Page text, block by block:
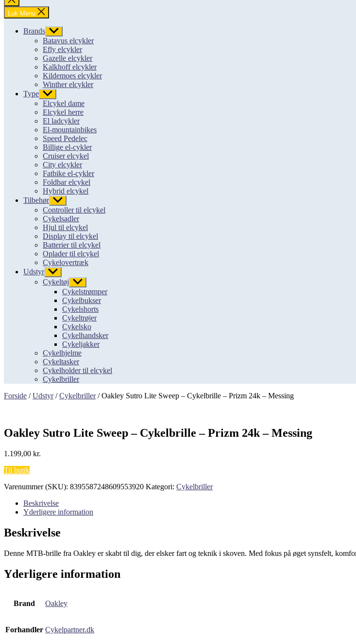
søgning
Luk Menu
Brands Vis
undermenu
Batavus elcykler
Efly elcykler
Gazelle elcykler
Kalkhoff elcykler
Kildemoes elcykler
Winther elcykler
Type Vis
undermenu
Elcykel dame
Elcykel herre
El ladcykler
El-mountainbikes
Speed Pedelec
Billige el-cykler
Cruiser elcykel
City elcykler
Fatbike el-cykler
Foldbar elcykel
Hybrid elcykel
Tilbehør Vis
undermenu
Controller til elcykel
Cykelsadler
Hjul til elcykel
Display til elcykel
Batterier til elcykel
Oplader til elcykel
Cykelovertræk
Udstyr Vis
undermenu
Cykeltøj Vis
undermenu
Cykelstrømper
Cykelbukser
Cykelshorts
Cykeltrøjer
Cykelsko
Cykelhandsker
Cykeljakker
Cykelhjelme
Cykeltasker
Cykelholder til elcykel
Cykelbriller
Forside /Udstyr/Cykelbriller/ Oakley Sutro Lite Sweep – Cykelbrille – Prizm 24k – Messing
Oakley Sutro Lite Sweep – Cykelbrille – Prizm 24k – Messing
1.199,00 kr.
Til butik
Varenummer (SKU): 8395587248609553920 Kategori: Cykelbriller
Beskrivelse
Yderligere information
Beskrivelse
Denne MTB-brille fra Oakley er skabt til dig, der elsker fart og teknik i skoven. Med fokus på øget synsfelt,
Yderligere information
Brand Oakley
Forhandler Cykelpartner.dk